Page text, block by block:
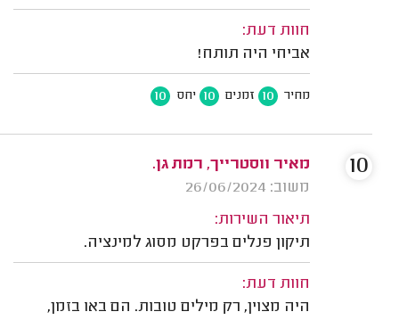
חוות דעת:
אביחי היה תותח!
מחיר 10 זמנים 10 יחס 10
מאיר ווסטרייך, רמת גן.
משוב: 26/06/2024
תיאור השירות:
תיקון פנלים בפרקט מסוג למינציה.
חוות דעת:
היה מצוין, רק מילים טובות. הם באו בזמן,
10